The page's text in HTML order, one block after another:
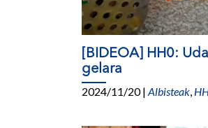
[BIDEOA] HH0:
gelara
2024/11/20| Albisteak,